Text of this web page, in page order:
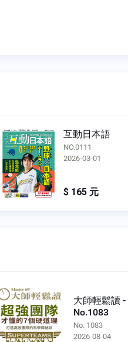
互動日本語
NO.0111
2026-03-01
$ 165 元
大師輕鬆讀 -
No.1083
No. 1083
2026-08-04